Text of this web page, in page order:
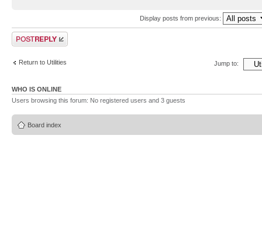
Display posts from previous:
Post a reply
Return to Utilities Jump to:
WHO IS ONLINE
Users browsing this forum: No registered users and 3 guests
Board index